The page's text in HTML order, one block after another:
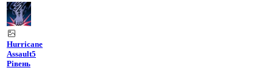
Hurricane
Assault5
Рівень